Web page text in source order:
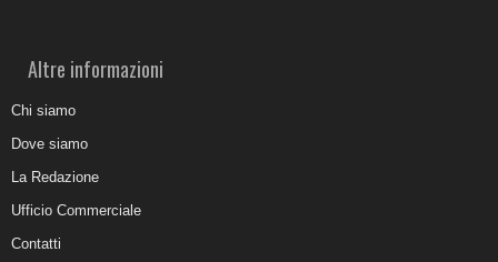
Altre informazioni
Chi siamo
Dove siamo
La Redazione
Ufficio Commerciale
Contatti